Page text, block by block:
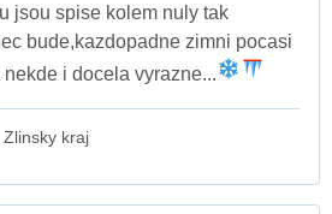
jsou spise kolem nuly tak
bude,kazdopadne zimni pocasi
i docela vyrazne...
kraj